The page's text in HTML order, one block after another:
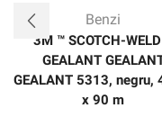
Benzi
3M ™ SCOTCH-
GEALANT
GEALANT 5313, negru,
x 90 m